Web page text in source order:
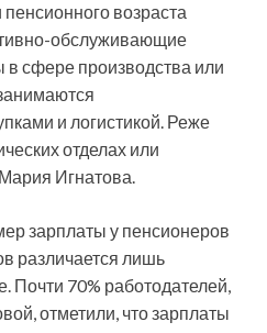
возраста
обслуживающие
сфере производства или
и логистикой. Реже
отделах или
Игнатова.
зарплаты у пенсионеров
различается лишь
Почти 70% работодателей,
отметили, что зарплаты